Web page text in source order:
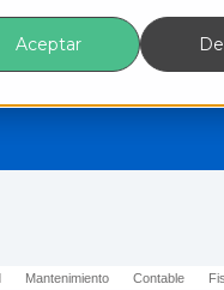
Aceptar
Mantenimiento Contable